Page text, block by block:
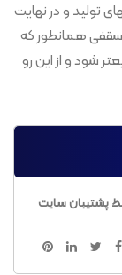
تولید و در نهایت
سقفی همانطور که
شود و از این رو
پشتیبان سایت